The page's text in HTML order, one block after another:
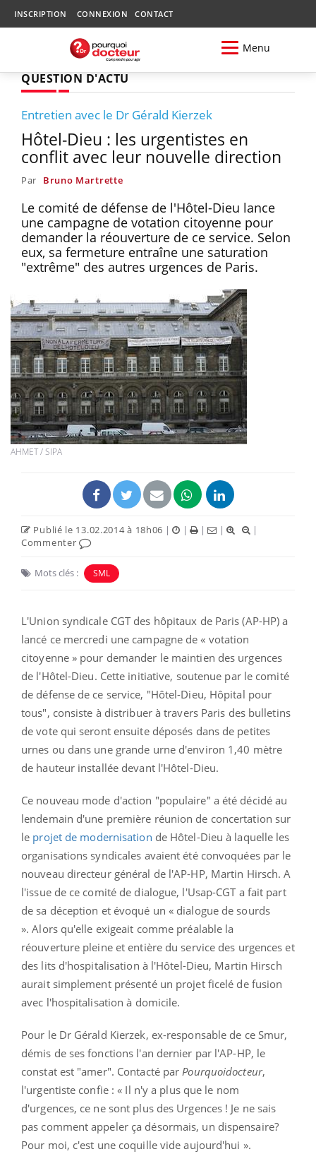
INSCRIPTION CONNEXION CONTACT
Menu
QUESTION D'ACTU
Entretien avec le Dr Gérald Kierzek
Hôtel-Dieu : les urgentistes en
conflit avec leur nouvelle direction
Par Bruno Martrette
Le comité de défense de l'Hôtel-Dieu lance
une campagne de votation citoyenne pour
demander la réouverture de ce service. Selon
eux, sa fermeture entraîne une saturation
"extrême" des autres urgences de Paris.
AHMET / SIPA
Publié le 13.02.2014 à 18h06 | | | |
|
Commenter
Mots clés : SML
L'Union syndicale CGT des hôpitaux de Paris (AP-HP) a
lancé ce mercredi une campagne de « votation
citoyenne » pour demander le maintien des urgences
de l'Hôtel-Dieu. Cette initiative, soutenue par le comité
de défense de ce service, "Hôtel-Dieu, Hôpital pour
tous", consiste à distribuer à travers Paris des bulletins
de vote qui seront ensuite déposés dans de petites
urnes ou dans une grande urne d'environ 1,40 mètre
de hauteur installée devant l'Hôtel-Dieu.
Ce nouveau mode d'action "populaire" a été décidé au
lendemain d'une première réunion de concertation sur
le projet de modernisation de Hôtel-Dieu à laquelle les
organisations syndicales avaient été convoquées par le
nouveau directeur général de l'AP-HP, Martin Hirsch. A
l'issue de ce comité de dialogue, l'Usap-CGT a fait part
de sa déception et évoqué un « dialogue de sourds
». Alors qu'elle exigeait comme préalable la
réouverture pleine et entière du service des urgences et
des lits d'hospitalisation à l'Hôtel-Dieu, Martin Hirsch
aurait simplement présenté un projet ficelé de fusion
avec l'hospitalisation à domicile.
Pour le Dr Gérald Kierzek, ex-responsable de ce Smur,
démis de ses fonctions l'an dernier par l'AP-HP, le
constat est "amer". Contacté par Pourquoidocteur,
l'urgentiste confie : « Il n'y a plus que le nom
d'urgences, ce ne sont plus des Urgences ! Je ne sais
pas comment appeler ça désormais, un dispensaire?
Pour moi, c'est une coquille vide aujourd'hui ».